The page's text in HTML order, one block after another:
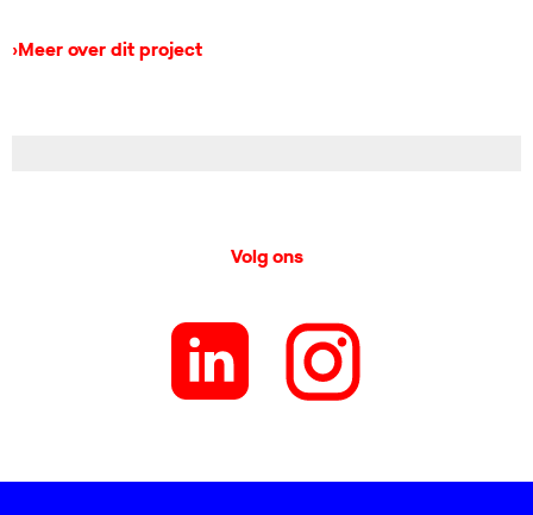
›Meer over dit project
Volg ons